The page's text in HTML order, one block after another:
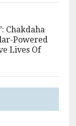
Chakdaha
Powered
Lives Of